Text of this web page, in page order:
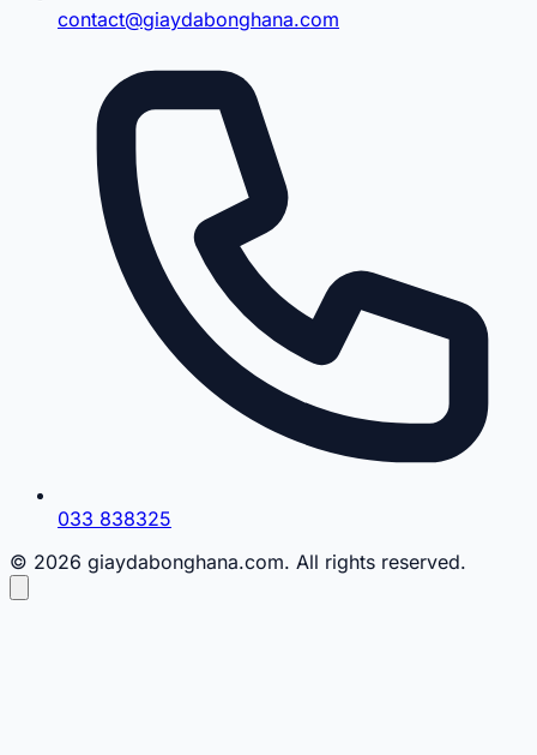
contact@giaydabonghana.com
033 838325
© 2026 giaydabonghana.com. All rights reserved.